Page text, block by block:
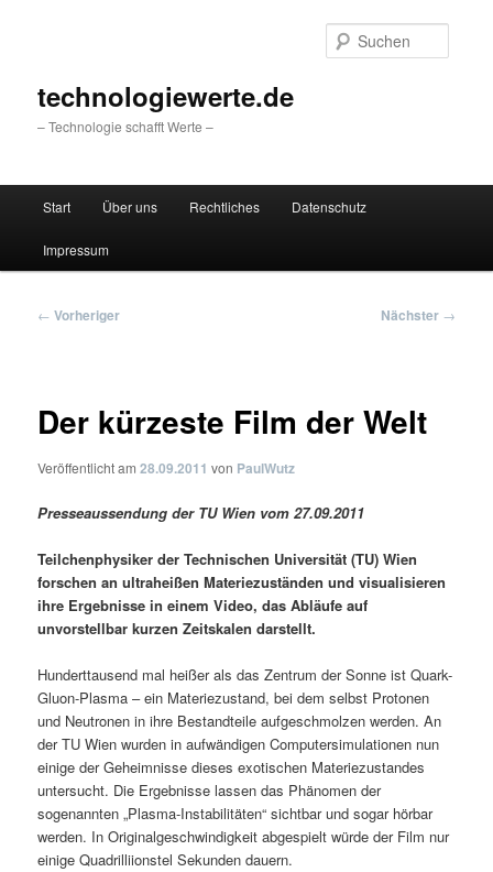
technologiewerte.de
– Technologie schafft Werte –
Start Über uns Rechtliches Datenschutz
Impressum
Beitragsnavigation
← Vorheriger Nächster →
Der kürzeste Film der Welt
Veröffentlicht am28.09.2011 von PaulWutz
Presseaussendung der TU Wien vom 27.09.2011
Teilchenphysiker der Technischen Universität (TU) Wien
forschen an ultraheißen Materiezuständen und visualisieren
ihre Ergebnisse in einem Video, das Abläufe auf
unvorstellbar kurzen Zeitskalen darstellt.
Hunderttausend mal heißer als das Zentrum der Sonne ist Quark-
Gluon-Plasma – ein Materiezustand, bei dem selbst Protonen
und Neutronen in ihre Bestandteile aufgeschmolzen werden. An
der TU Wien wurden in aufwändigen Computersimulationen nun
einige der Geheimnisse dieses exotischen Materiezustandes
untersucht. Die Ergebnisse lassen das Phänomen der
sogenannten „Plasma-Instabilitäten“ sichtbar und sogar hörbar
werden. In Originalgeschwindigkeit abgespielt würde der Film nur
einige Quadrilliionstel Sekunden dauern.